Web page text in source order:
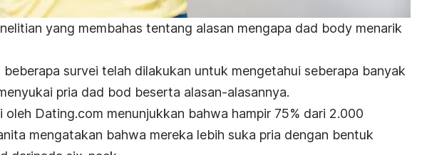
yang membahas tentang alasan mengapa dad body menarik
survei telah dilakukan untuk mengetahui seberapa banyak
pria dad bod beserta alasan-alasannya.
oleh Dating.com menunjukkan bahwa hampir 75% dari 2.000
mengatakan bahwa mereka lebih suka pria dengan bentuk